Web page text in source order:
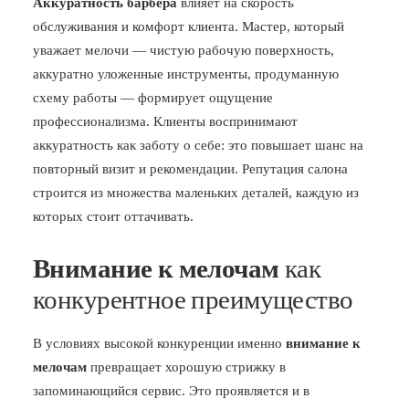
обслуживания и комфорт клиента. Мастер, который
уважает мелочи — чистую рабочую поверхность,
аккуратно уложенные инструменты, продуманную
схему работы — формирует ощущение
профессионализма. Клиенты воспринимают
аккуратность как заботу о себе: это повышает шанс на
повторный визит и рекомендации. Репутация салона
строится из множества маленьких деталей, каждую из
которых стоит оттачивать.
Внимание к мелочам как
конкурентное преимущество
В условиях высокой конкуренции именно внимание к
мелочам превращает хорошую стрижку в
запоминающийся сервис. Это проявляется и в